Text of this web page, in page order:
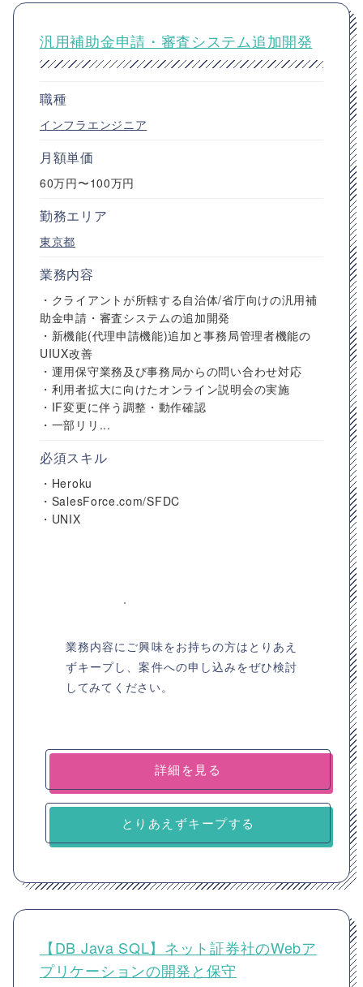
汎用補助金申請・審査システム追加開発
職種
インフラエンジニア
月額単価
60万円〜100万円
勤務エリア
東京都
業務内容
・クライアントが所轄する自治体/省庁向けの汎用補
助金申請・審査システムの追加開発
・新機能(代理申請機能)追加と事務局管理者機能の
UIUX改善
・運用保守業務及び事務局からの問い合わせ対応
・利用者拡大に向けたオンライン説明会の実施
・IF変更に伴う調整・動作確認
・一部リリ...
必須スキル
・Heroku
・SalesForce.com/SFDC
・UNIX
業務内容にご興味をお持ちの方はとりあえ
ずキープし、案件への申し込みをぜひ検討
してみてください。
詳細を見る
とりあえずキープする
【DB Java SQL】ネット証券社のWebア
プリケーションの開発と保守